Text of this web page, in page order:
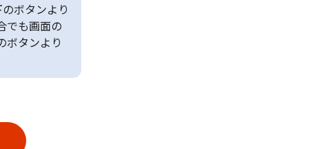
ボタンより
でも画面の
ボタンより